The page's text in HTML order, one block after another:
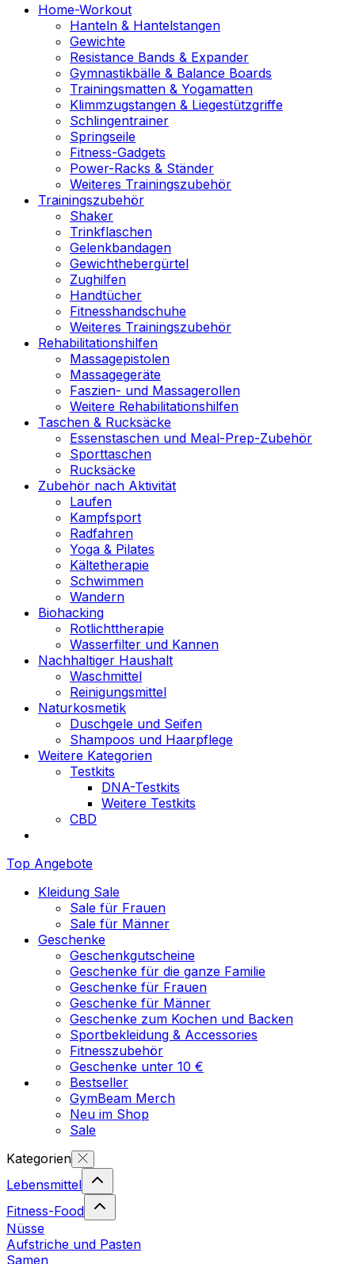
Home-Workout
Hanteln & Hantelstangen
Gewichte
Resistance Bands & Expander
Gymnastikbälle & Balance Boards
Trainingsmatten & Yogamatten
Klimmzugstangen & Liegestützgriffe
Schlingentrainer
Springseile
Fitness-Gadgets
Power-Racks & Ständer
Weiteres Trainingszubehör
Trainingszubehör
Shaker
Trinkflaschen
Gelenkbandagen
Gewichthebergürtel
Zughilfen
Handtücher
Fitnesshandschuhe
Weiteres Trainingszubehör
Rehabilitationshilfen
Massagepistolen
Massagegeräte
Faszien- und Massagerollen
Weitere Rehabilitationshilfen
Taschen & Rucksäcke
Essenstaschen und Meal-Prep-Zubehör
Sporttaschen
Rucksäcke
Zubehör nach Aktivität
Laufen
Kampfsport
Radfahren
Yoga & Pilates
Kältetherapie
Schwimmen
Wandern
Biohacking
Rotlichttherapie
Wasserfilter und Kannen
Nachhaltiger Haushalt
Waschmittel
Reinigungsmittel
Naturkosmetik
Duschgele und Seifen
Shampoos und Haarpflege
Weitere Kategorien
Testkits
DNA-Testkits
Weitere Testkits
CBD
Top Angebote
Kleidung Sale
Sale für Frauen
Sale für Männer
Geschenke
Geschenkgutscheine
Geschenke für die ganze Familie
Geschenke für Frauen
Geschenke für Männer
Geschenke zum Kochen und Backen
Sportbekleidung & Accessories
Fitnesszubehör
Geschenke unter 10 €
Bestseller
GymBeam Merch
Neu im Shop
Sale
Kategorien
Lebensmittel
Fitness-Food
Nüsse
Aufstriche und Pasten
Samen